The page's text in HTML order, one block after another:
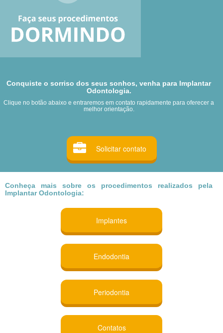
Conquiste o sorriso dos seus sonhos, venha para Implantar
Odontologia.
Clique no botão abaixo e entraremos em contato rapidamente para oferecer a
melhor orientação.
Solicitar contato
Conheça mais sobre os procedimentos realizados pela
Implantar Odontologia:
Implantes
Endodontia
Periodontia
Contatos